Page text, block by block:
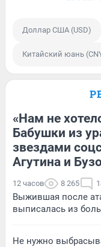
Доллар США (USD)
Китайский юань
«Нам не
Бабушки из
звездами
Агутина и
12 часов 8 265
Выжившая после
выписалась из
Не нужно